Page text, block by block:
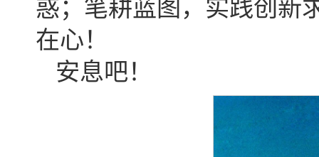
惑；笔耕蓝图，实践创新
在心！
安息吧！